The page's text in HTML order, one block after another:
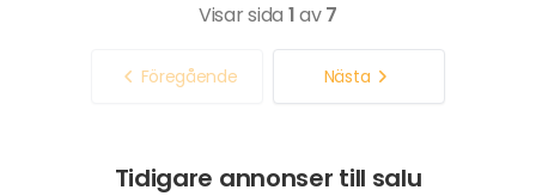
Visar sida 1av7
Föregående Nästa
Tidigare annonser till salu